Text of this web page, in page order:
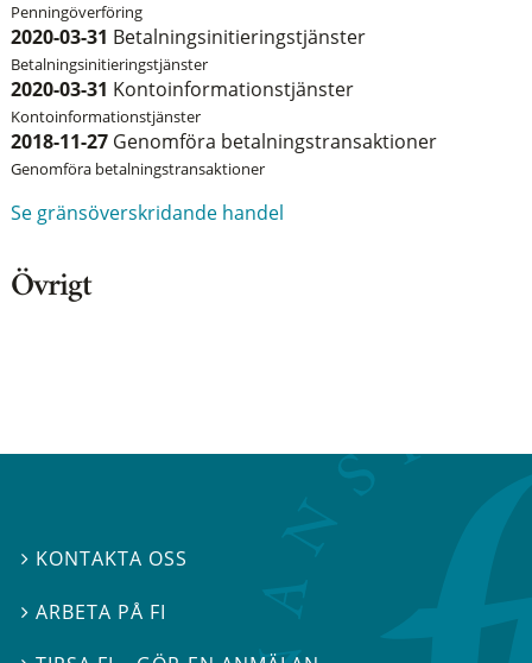
Penningöverföring
2020-03-31 Betalningsinitieringstjänster
Betalningsinitieringstjänster
2020-03-31 Kontoinformationstjänster
Kontoinformationstjänster
2018-11-27Genomföra betalningstransaktioner
Genomföra betalningstransaktioner
Se gränsöverskridande handel
Övrigt
 KONTAKTA OSS
 ARBETA PÅ FI